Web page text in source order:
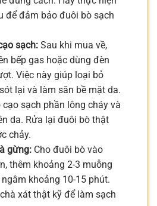
để đảm bảo đuôi bò sạch
sạch: Sau khi mua về,
bếp gas hoặc dùng đèn
Việc này giúp loại bỏ
lại và làm săn bề mặt da.
sạch phần lông cháy và
da. Rửa lại đuôi bò thật
chảy.
gừng: Cho đuôi bò vào
thêm khoảng 2-3 muỗng
khoảng 10-15 phút.
xát thật kỹ để làm sạch